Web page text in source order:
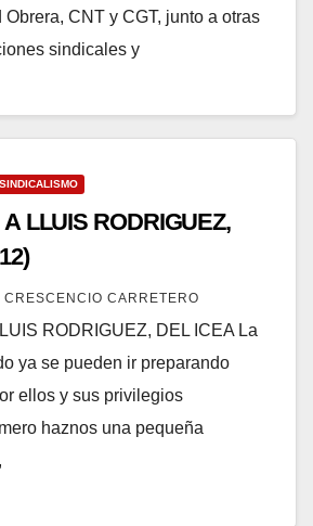
CNT y CGT, junto a otras
sindicales y
LLUIS RODRIGUEZ,
CRESCENCIO CARRETERO
RODRIGUEZ, DEL ICEA La
ya se pueden ir preparando
ellos y sus privilegios
haznos una pequeña